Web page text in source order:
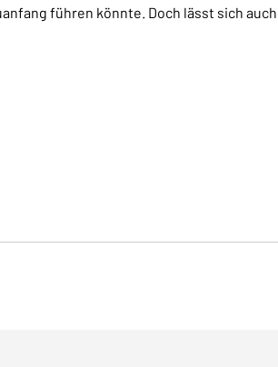
führen könnte. Doch lässt sich